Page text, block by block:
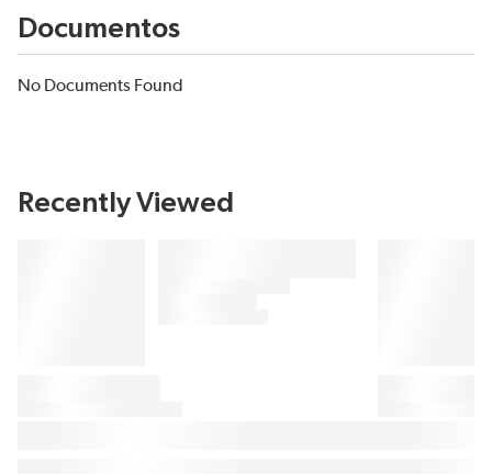
Documentos
No Documents Found
Recently Viewed